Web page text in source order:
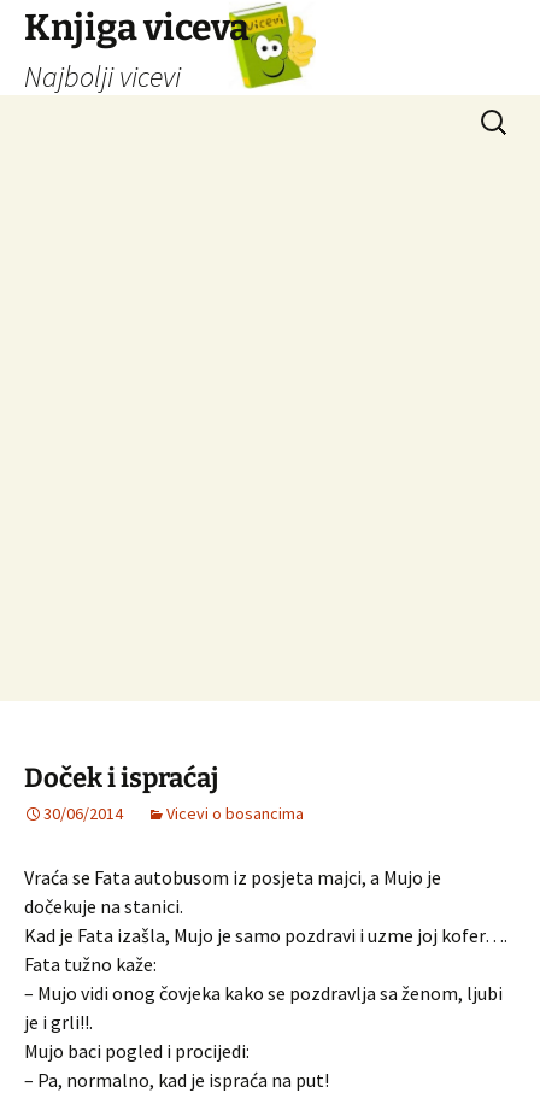
Knjiga viceva
Najbolji vicevi
Doček i ispraćaj
30/06/2014 Vicevi o bosancima
Vraća se Fata autobusom iz posjeta majci, a Mujo je
dočekuje na stanici.
Kad je Fata izašla, Mujo je samo pozdravi i uzme joj kofer….
Fata tužno kaže:
– Mujo vidi onog čovjeka kako se pozdravlja sa ženom, ljubi
je i grli!!.
Mujo baci pogled i procijedi:
– Pa, normalno, kad je ispraća na put!